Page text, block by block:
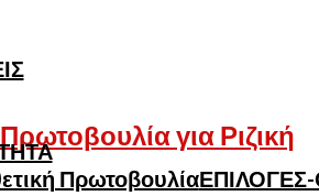
Πρωτοβουλία
για Ριζική